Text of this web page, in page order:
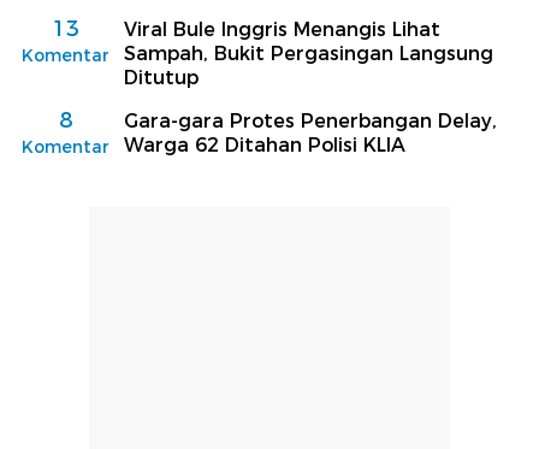
13
Komentar
Viral Bule Inggris Menangis Lihat
Sampah, Bukit Pergasingan Langsung
Ditutup
8
Komentar
Gara-gara Protes Penerbangan Delay,
Warga 62 Ditahan Polisi KLIA